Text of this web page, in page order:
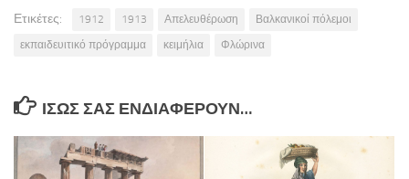
Ετικέτες: 1912 1913 Απελευθέρωση
Βαλκανικοί πόλεμοι
εκπαιδευιτικό πρόγραμμα
κειμήλια Φλώρινα
ΊΣΩΣ ΣΑΣ ΕΝΔΙΑΦΈΡΟΥΝ…